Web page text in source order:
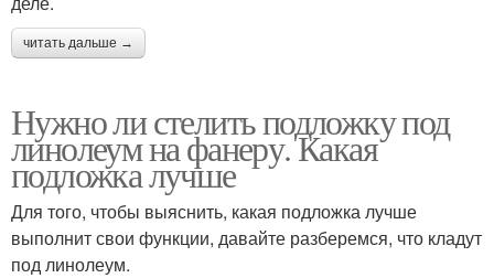
читать дальше →
Нужно ли стелить подложку под
линолеум на фанеру. Какая
подложка лучше
Для того, чтобы выяснить, какая подложка лучше
выполнит свои функции, давайте разберемся, что кладут
под линолеум.